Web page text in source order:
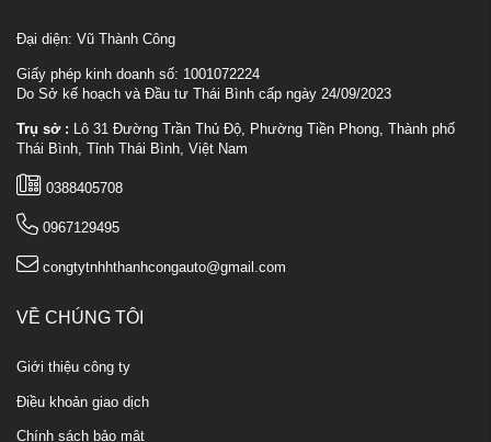
Đại diện: Vũ Thành Công
Giấy phép kinh doanh số: 1001072224
Do Sở kế hoạch và Đầu tư Thái Bình cấp ngày 24/09/2023
Trụ sở : Lô 31 Đường Trần Thủ Độ, Phường Tiền Phong, Thành phố
Thái Bình, Tỉnh Thái Bình, Việt Nam
0388405708
0967129495
congtytnhhthanhcongauto@gmail.com
VỀ CHÚNG TÔI
Giới thiệu công ty
Điều khoản giao dịch
Chính sách bảo mật